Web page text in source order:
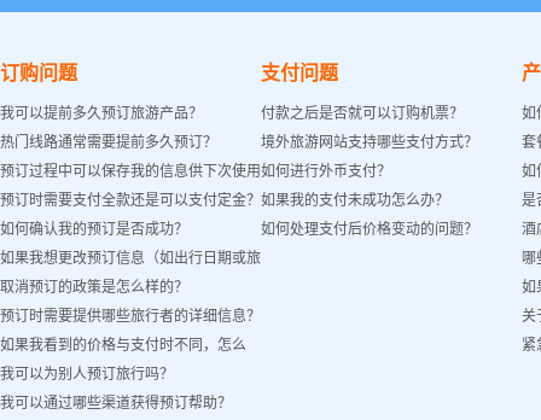
订购问题
我可以提前多久预订旅游产品？
热门线路通常需要提前多久预订？
预订过程中可以保存我的信息供下次使用
吗？
预订时需要支付全款还是可以支付定金？
如何确认我的预订是否成功？
如果我想更改预订信息（如出行日期或旅
客姓名）怎么办？
取消预订的政策是怎么样的？
预订时需要提供哪些旅行者的详细信息？
如果我看到的价格与支付时不同，怎么
办？
我可以为别人预订旅行吗？
我可以通过哪些渠道获得预订帮助？
支付问题
付款之后是否就可以订购机票？
境外旅游网站支持哪些支付方式？
如何进行外币支付？
如果我的支付未成功怎么办？
如何处理支付后价格变动的问题？
如
套
如
是
酒
哪
如
关
紧